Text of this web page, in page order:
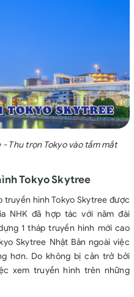
Thu trọn Tokyo vào tầm mắt
Tokyo Skytree
truyền hình Tokyo Skytree được
NHK đã hợp tác với năm đài
1 tháp truyền hình mới cao
Skytree Nhật Bản ngoài việc
hơn. Do không bị cản trở bởi
xem truyền hình trên những